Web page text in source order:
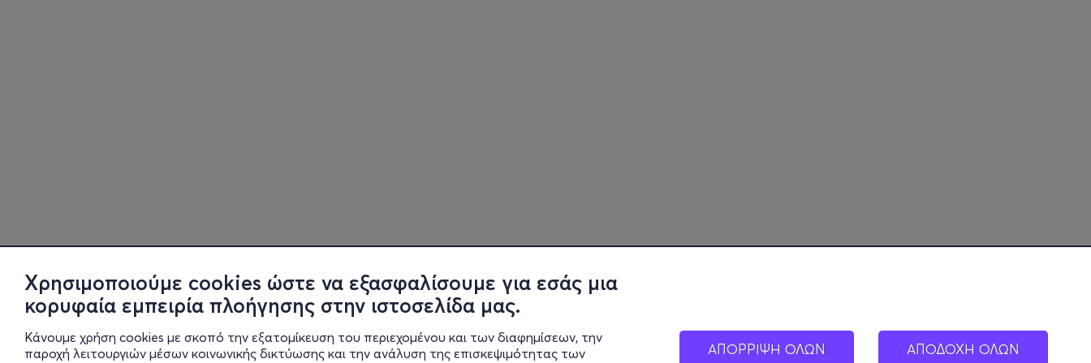
Χρησιμοποιούμε cookies ώστε να εξασφαλίσουμε για εσάς μια
κορυφαία εμπειρία πλοήγησης στην ιστοσελίδα μας.
Κάνουμε χρήση cookies με σκοπό την εξατομίκευση του περιεχομένου και των διαφημίσεων, την
παροχή λειτουργιών μέσων κοινωνικής δικτύωσης και την ανάλυση της επισκεψιμότητας των
ΑΠΟΡΡΙΨΗ ΟΛΩΝ ΑΠΟΔΟΧΗ ΟΛΩΝ